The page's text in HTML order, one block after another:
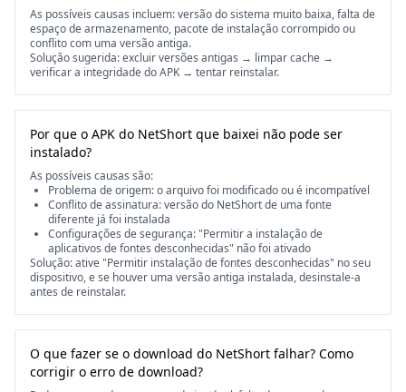
As possíveis causas incluem: versão do sistema muito baixa, falta de
espaço de armazenamento, pacote de instalação corrompido ou
conflito com uma versão antiga.
Solução sugerida: excluir versões antigas → limpar cache →
verificar a integridade do APK → tentar reinstalar.
Por que o APK do NetShort que baixei não pode ser
instalado?
As possíveis causas são:
Problema de origem: o arquivo foi modificado ou é incompatível
Conflito de assinatura: versão do NetShort de uma fonte
diferente já foi instalada
Configurações de segurança: "Permitir a instalação de
aplicativos de fontes desconhecidas" não foi ativado
Solução: ative "Permitir instalação de fontes desconhecidas" no seu
dispositivo, e se houver uma versão antiga instalada, desinstale-a
antes de reinstalar.
O que fazer se o download do NetShort falhar? Como
corrigir o erro de download?